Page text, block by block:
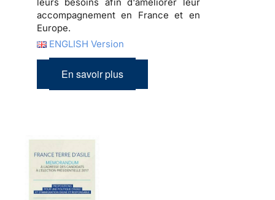
accompagnement en France et en
Europe.
ENGLISH Version
En savoir plus